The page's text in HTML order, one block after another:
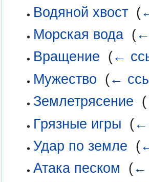
Водяной хвост‎ (
Морская вода‎ (←
Вращение (←
Мужество (←
Землетрясение (
Грязные игры (←
Удар по земле (
Атака песком
(←